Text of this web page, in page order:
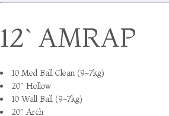
12` AMRAP
10 Med Ball Clean (9-7kg)
20″ Hollow
10 Wall Ball (9-7kg)
20″ Arch